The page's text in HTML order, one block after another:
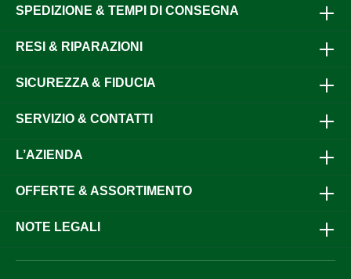
SPEDIZIONE & TEMPI DI CONSEGNA
RESI & RIPARAZIONI
SICUREZZA & FIDUCIA
SERVIZIO & CONTATTI
L’AZIENDA
OFFERTE & ASSORTIMENTO
NOTE LEGALI